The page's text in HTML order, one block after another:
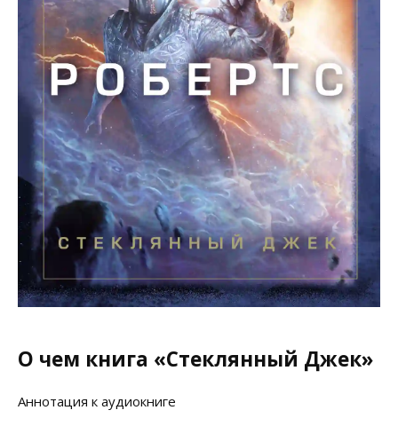
О чем книга «Стеклянный Джек»
Аннотация к аудиокниге